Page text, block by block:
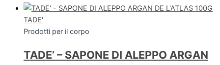
TADE'
Prodotti per il corpo
TADE’ – SAPONE DI ALEPPO ARGAN